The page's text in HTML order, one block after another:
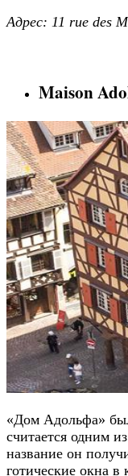
Адрес: 11 rue des
Maison
«Дом Адольфа»
считается одним
название он
готические окна в